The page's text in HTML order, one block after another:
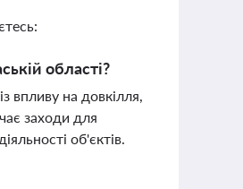
області?
впливу на довкілля,
заходи для
об'єктів.